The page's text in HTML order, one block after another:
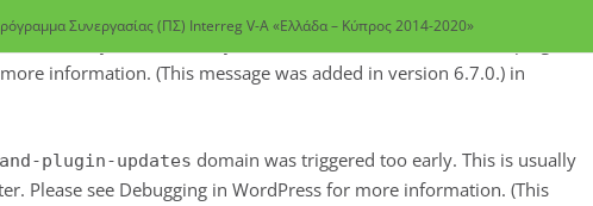
information. (This message was added in version 6.7.0.) in
plugin-updates domain was triggered too early. This is usually
Please see Debugging in WordPress for more information. (This
Συνεργασίας (ΠΣ) Interreg V-A «Ελλάδα – Κύπρος 2014-2020»